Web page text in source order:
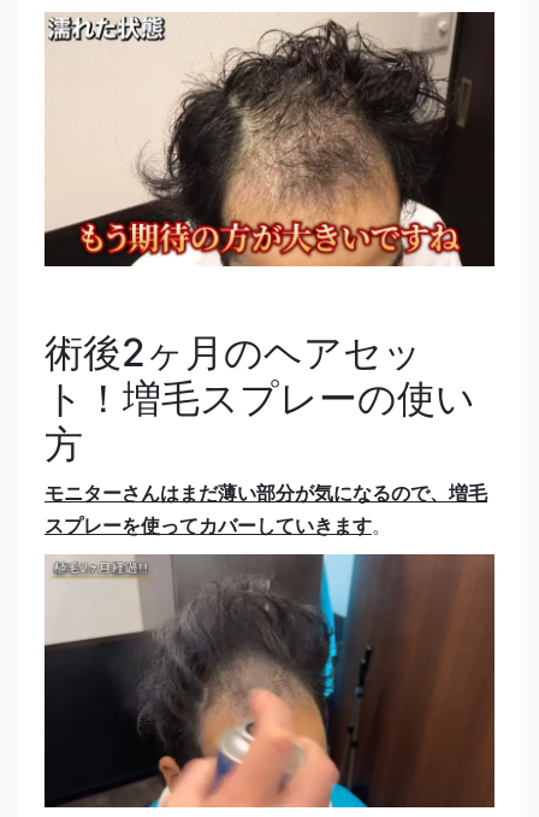
術後2ヶ月のヘアセッ
ト！増毛スプレーの使い
方
モニターさんはまだ薄い部分が気になるので、増毛
スプレーを使ってカバーしていきます。